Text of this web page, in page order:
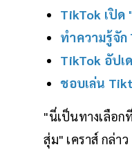
TikTok เปิด
ทำความรู้จั
TikTok อัปเ
ชอบเล่น
"นี่เป็นทางเลือก
สุ่ม" เคราส์ กล่าว